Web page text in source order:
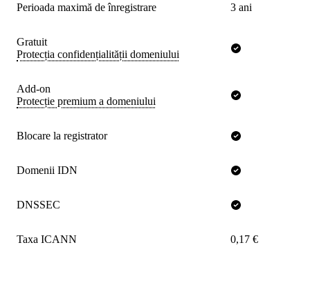
Perioada maximă de înregistrare 3 ani
Protecția confidențialității domeniului
Gratuit
Protecție premium a domeniului
Add-on
Blocare la registrator
Domenii IDN
DNSSEC
Taxa ICANN 0,17 €